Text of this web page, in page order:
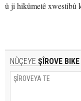
û ji hikûmetê xwestibû
NÛÇEYE ŞÎROVE BIKE